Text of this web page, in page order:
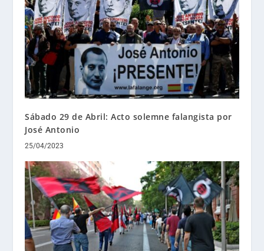
Sábado 29 de Abril: Acto solemne falangista por
José Antonio
25/04/2023